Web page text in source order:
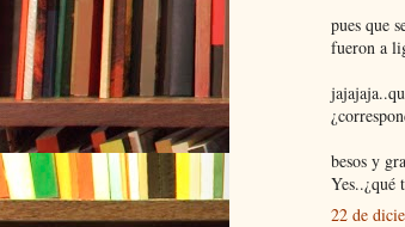
pues que
fueron a
besos y
Yes..¿qué
22 de